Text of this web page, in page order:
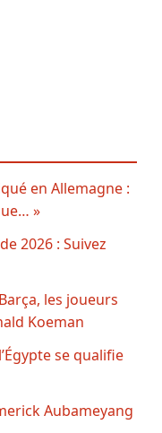
en Allemagne :
»
2026 : Suivez
les joueurs
Koeman
se qualifie
Aubameyang